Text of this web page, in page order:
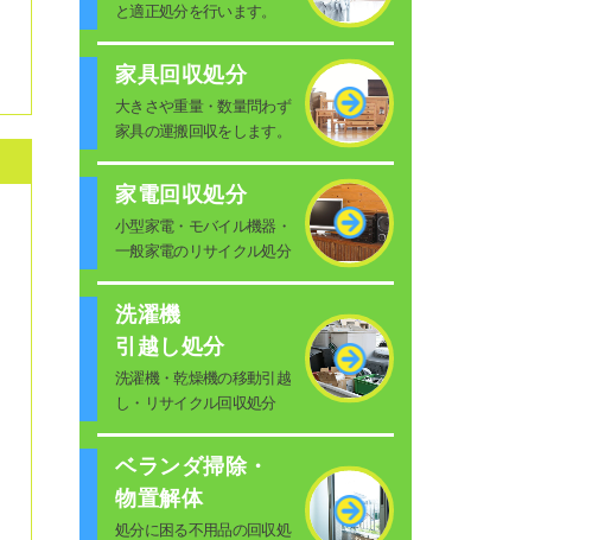
と適正処分を行います。
家具回収処分
大きさや重量・数量問わず
家具の運搬回収をします。
家電回収処分
小型家電・モバイル機器・
一般家電のリサイクル処分
洗濯機
引越し処分
洗濯機・乾燥機の移動引越
し・リサイクル回収処分
ベランダ掃除・
物置解体
処分に困る不用品の回収処